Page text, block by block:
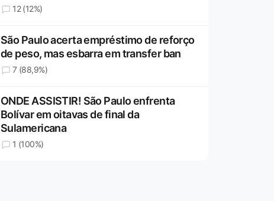
12 (12%)
São Paulo acerta empréstimo de reforço
de peso, mas esbarra em transfer ban
7 (88,9%)
ONDE ASSISTIR! São Paulo enfrenta
Bolívar em oitavas de final da
Sulamericana
1 (100%)